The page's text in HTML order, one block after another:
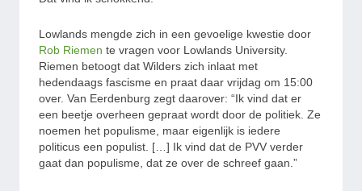
Lowlands mengde zich in een gevoelige kwestie door
Rob Riemen te vragen voor Lowlands University.
Riemen betoogt dat Wilders zich inlaat met
hedendaags fascisme en praat daar vrijdag om 15:00
over. Van Eerdenburg zegt daarover: “Ik vind dat er
een beetje overheen gepraat wordt door de politiek. Ze
noemen het populisme, maar eigenlijk is iedere
politicus een populist. […] Ik vind dat de PVV verder
gaat dan populisme, dat ze over de schreef gaan.”